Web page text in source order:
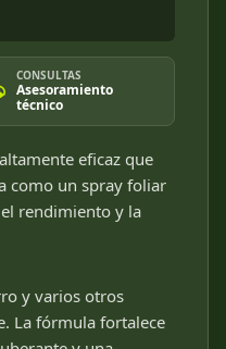
CONSULTAS
Asesoramiento
técnico
eficaz que
como un spray foliar
rendimiento y la
y varios otros
La fórmula fortalece